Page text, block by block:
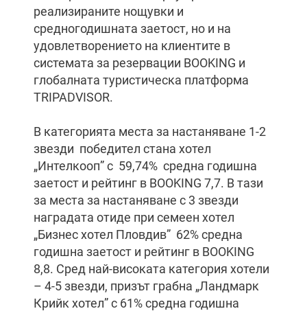
реализираните нощувки и
средногодишната заетост, но и на
удовлетворението на клиентите в
системата за резервации BOOKING и
глобалната туристическа платформа
TRIPADVISOR.
В категорията места за настаняване 1-2
звезди победител стана хотел
„Интелкооп” с 59,74% средна годишна
заетост и рейтинг в BOOKING 7,7. В тази
за места за настаняване с 3 звезди
наградата отиде при семеен хотел
„Бизнес хотел Пловдив” 62% средна
годишна заетост и рейтинг в BOOKING
8,8. Сред най-високата категория хотели
– 4-5 звезди, призът грабна „Ландмарк
Крийк хотел” с 61% средна годишна